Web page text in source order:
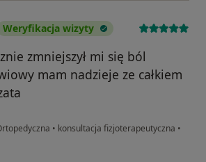
Weryfikacja wizyty
zmniejszył mi się ból
mam nadzieje ze całkiem
• konsultacja fizjoterapeutyczna •